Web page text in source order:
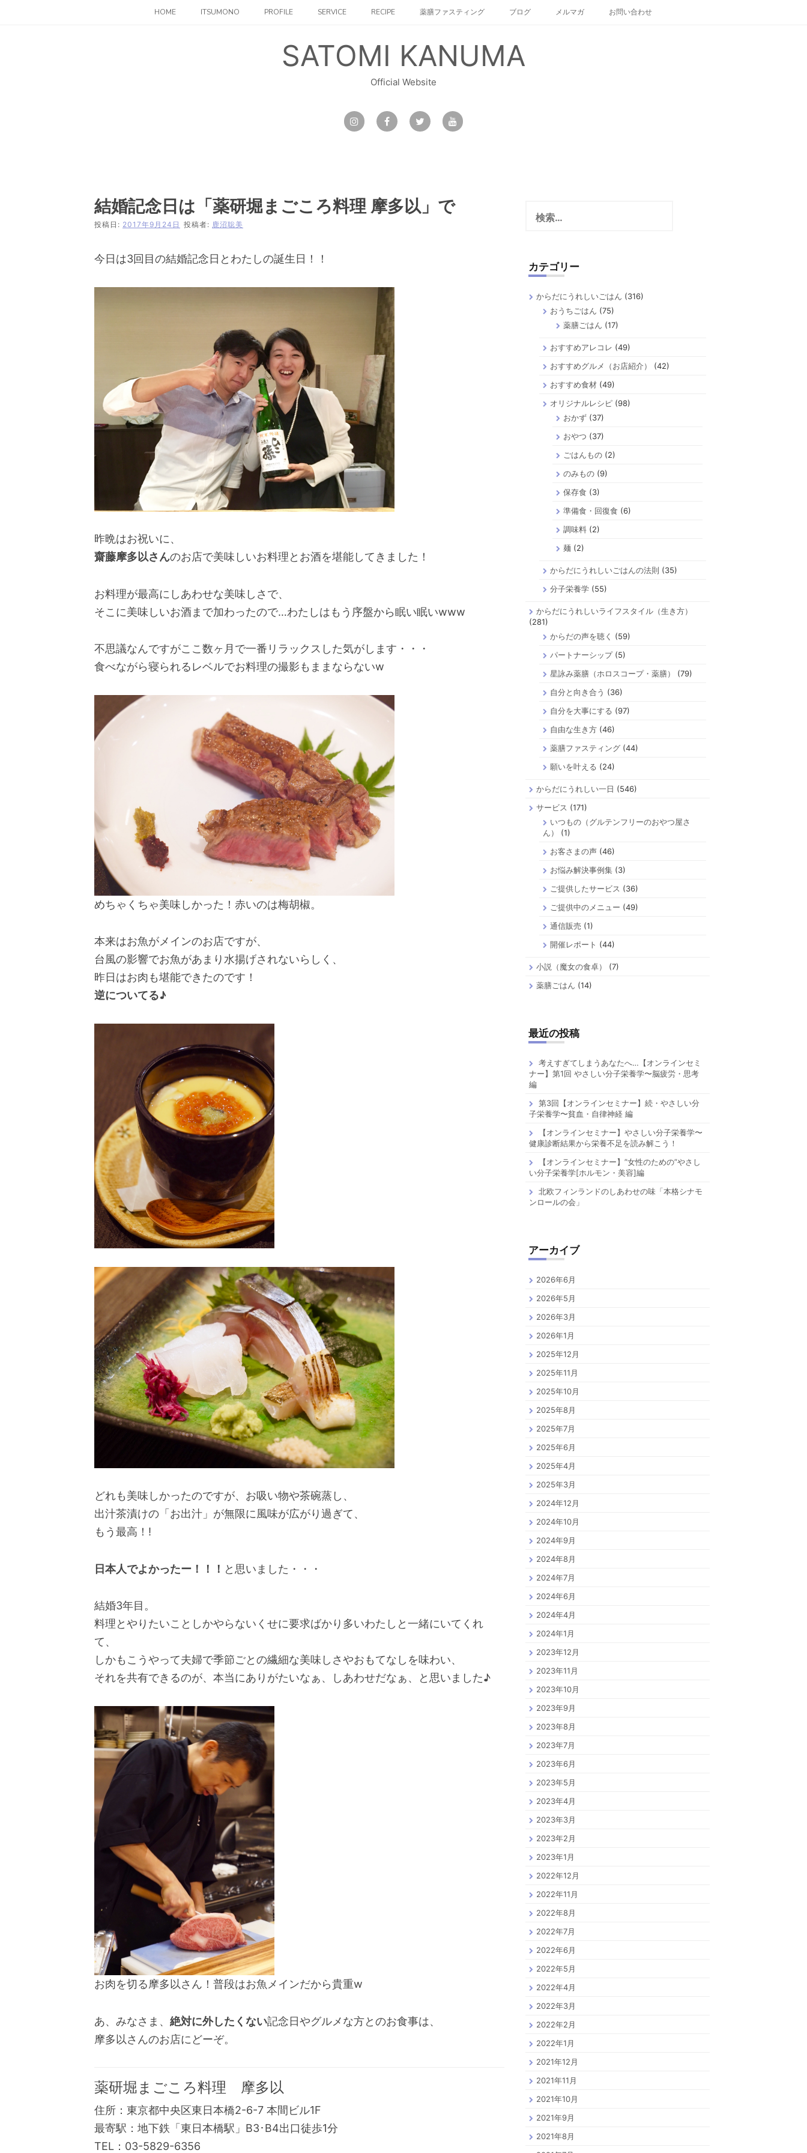
HOME ITSUMONO PROFILE SERVICE RECIPE 薬膳ファスティング ブログ メルマガ お問い合わせ
SATOMI KANUMA
Official Website
結婚記念日は「薬研堀まごころ料理 摩多以」で
投稿日: 2017年9月24日 投稿者: 鹿沼聡美
今日は3回目の結婚記念日とわたしの誕生日！！
昨晩はお祝いに、
齋藤摩多以さんのお店で美味しいお料理とお酒を堪能してきました！
お料理が最高にしあわせな美味しさで、
そこに美味しいお酒まで加わったので…わたしはもう序盤から眠い眠いwww
不思議なんですがここ数ヶ月で一番リラックスした気がします・・・
食べながら寝られるレベルでお料理の撮影もままならないw
めちゃくちゃ美味しかった！赤いのは梅胡椒。
本来はお魚がメインのお店ですが、
台風の影響でお魚があまり水揚げされないらしく、
昨日はお肉も堪能できたのです！
逆についてる♪
どれも美味しかったのですが、お吸い物や茶碗蒸し、
出汁茶漬けの「お出汁」が無限に風味が広がり過ぎて、
もう最高！!
日本人でよかったー！！！ と思いました・・・
結婚3年目。
料理とやりたいことしかやらないくせに要求ばかり多いわたしと一緒にいてくれ
て、
しかもこうやって夫婦で季節ごとの繊細な美味しさやおもてなしを味わい、
それを共有できるのが、本当にありがたいなぁ、しあわせだなぁ、と思いました♪
お肉を切る摩多以さん！普段はお魚メインだから貴重w
あ、みなさま、 絶対に外したくない記念日やグルメな方とのお食事は、
摩多以さんのお店にどーぞ。
薬研堀まごころ料理 摩多以
住所：東京都中央区東日本橋2-6-7 本間ビル1F
最寄駅：地下鉄「東日本橋駅」B3･B4出口徒歩1分
TEL：03-5829-6356
索:
カテゴリー
からだにうれしいごはん (316)
おうちごはん (75)
薬膳ごはん (17)
おすすめアレコレ (49)
おすすめグルメ（お店紹介）
(42)
おすすめ食材(49)
オリジナルレシピ(98)
おかず(37)
おやつ (37)
ごはんもの(2)
のみもの(9)
保存食 (3)
準備食・回復食 (6)
調味料(2)
麺 (2)
からだにうれしいごはんの法則 (35)
分子栄養学(55)
からだにうれしいライフスタイル（生き方）
(281)
からだの声を聴く
(59)
パートナーシップ(5)
星詠み薬膳（ホロスコープ・薬膳）
(79)
自分と向き合う (36)
自分を大事にする (97)
自由な生き方(46)
薬膳ファスティング(44)
願いを叶える (24)
からだにうれしい一日 (546)
サービス (171)
いつもの（グルテンフリーのおやつ屋さ
ん）
(1)
お客さまの声(46)
お悩み解決事例集 (3)
ご提供したサービス (36)
ご提供中のメニュー (49)
通信販売 (1)
開催レポート (44)
小説（魔女の食卓）
(7)
薬膳ごはん (14)
最近の投稿
考えすぎてしまうあなたへ…【オンラインセミ
ナー】第1回 やさしい分子栄養学〜脳疲労・思考
編
第3回【オンラインセミナー】続・やさしい分
子栄養学〜貧血・自律神経 編
【オンラインセミナー】やさしい分子栄養学〜
健康診断結果から栄養不足を読み解こう！
【オンラインセミナー】”女性のための”やさし
い分子栄養学[ホルモン・美容]編
北欧フィンランドのしあわせの味「本格シナモ
ンロールの会」
アーカイブ
2026年6月
2026年5月
2026年3月
2026年1月
2025年12月
2025年11月
2025年10月
2025年8月
2025年7月
2025年6月
2025年4月
2025年3月
2024年12月
2024年10月
2024年9月
2024年8月
2024年7月
2024年6月
2024年4月
2024年1月
2023年12月
2023年11月
2023年10月
2023年9月
2023年8月
2023年7月
2023年6月
2023年5月
2023年4月
2023年3月
2023年2月
2023年1月
2022年12月
2022年11月
2022年8月
2022年7月
2022年6月
2022年5月
2022年4月
2022年3月
2022年2月
2022年1月
2021年12月
2021年11月
2021年10月
2021年9月
2021年8月